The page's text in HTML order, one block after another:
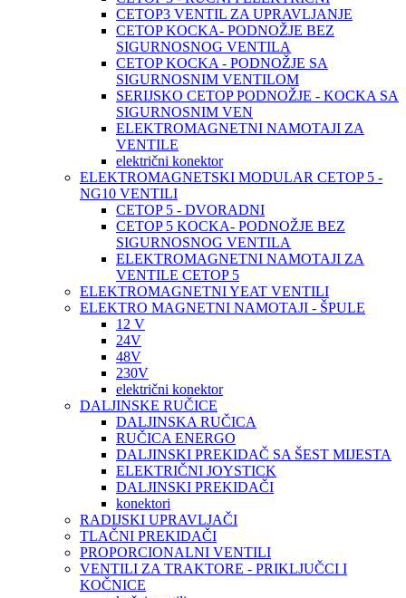
CETOP3 VENTIL ZA UPRAVLJANJE
CETOP KOCKA- PODNOŽJE BEZ
SIGURNOSNOG VENTILA
CETOP KOCKA - PODNOŽJE SA
SIGURNOSNIM VENTILOM
SERIJSKO CETOP PODNOŽJE - KOCKA SA
SIGURNOSNIM VEN
ELEKTROMAGNETNI NAMOTAJI ZA
VENTILE
električni konektor
ELEKTROMAGNETSKI MODULAR CETOP 5 -
NG10 VENTILI
CETOP 5 - DVORADNI
CETOP 5 KOCKA- PODNOŽJE BEZ
SIGURNOSNOG VENTILA
ELEKTROMAGNETNI NAMOTAJI ZA
VENTILE CETOP 5
ELEKTROMAGNETNI YEAT VENTILI
ELEKTRO MAGNETNI NAMOTAJI - ŠPULE
12 V
24V
48V
230V
električni konektor
DALJINSKE RUČICE
DALJINSKA RUČICA
RUČICA ENERGO
DALJINSKI PREKIDAČ SA ŠEST MIJESTA
ELEKTRIČNI JOYSTICK
DALJINSKI PREKIDAČI
konektori
RADIJSKI UPRAVLJAČI
TLAČNI PREKIDAČI
PROPORCIONALNI VENTILI
VENTILI ZA TRAKTORE - PRIKLJUČCI I
KOČNICE